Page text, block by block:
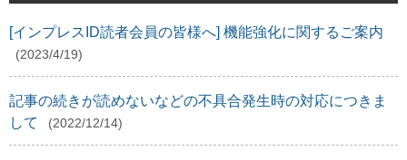
[インプレスID読者会員の皆様へ] 機能強化に関するご案内
(2023/4/19)
記事の続きが読めないなどの不具合発生時の対応につきま
して
(2022/12/14)